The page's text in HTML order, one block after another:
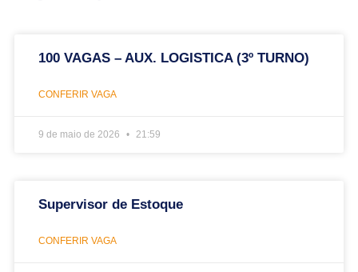
100 VAGAS – AUX. LOGISTICA (3º TURNO)
CONFERIR VAGA
9 de maio de 2026 21:59
Supervisor de Estoque
CONFERIR VAGA